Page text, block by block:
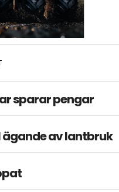
sparar pengar
av lantbruk